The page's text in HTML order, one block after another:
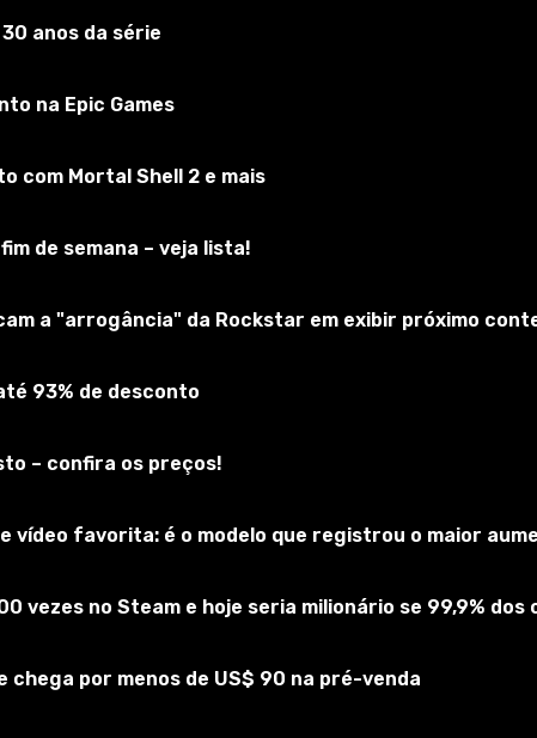
Inscreva-se no jogo
anos da série
na Epic Games
com Mortal Shell 2 e mais
de semana – veja lista!
a "arrogância" da Rockstar em exibir próximo
93% de desconto
– confira os preços!
vídeo favorita: é o modelo que registrou o maior
vezes no Steam e hoje seria milionário se 99,9%
chega por menos de US$ 90 na pré-venda